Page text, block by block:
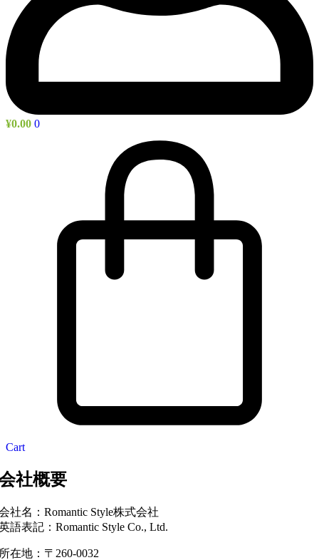
¥0.00 0
Cart
社概要
社名：Romantic Style株式会社
語表記：Romantic Style Co., Ltd.
在地：〒260-0032